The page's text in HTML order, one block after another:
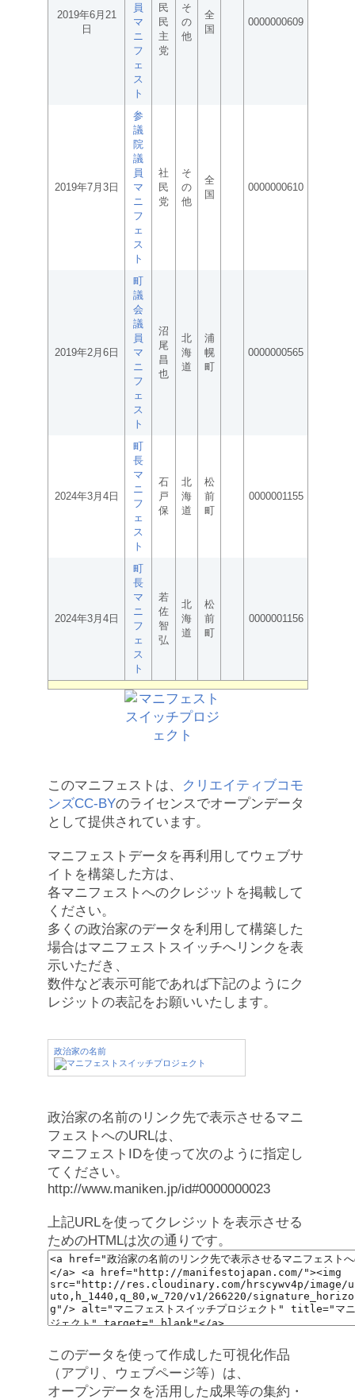
2019年6月21
日
員
マ
ニ
フ
ェ
ス
ト
民
民
主
党
そ
の
他
全
国
0000000609
2019年7月3日
参
議
院
議
員
マ
ニ
フ
ェ
ス
ト
社
民
党
そ
の
他
全
国
0000000610
2019年2月6日
町
議
会
議
員
マ
ニ
フ
ェ
ス
ト
沼
尾
昌
也
北
海
道
浦
幌
町
0000000565
2024年3月4日
町
長
マ
ニ
フ
ェ
ス
ト
石
戸
保
北
海
道
松
前
町
0000001155
2024年3月4日
町
長
マ
ニ
フ
ェ
ス
ト
若
佐
智
弘
北
海
道
松
前
町
0000001156
このマニフェストは、
クリエイティブコモ
ンズCC-BYのライセンスでオープンデータ
として提供されています。
マニフェストデータを再利用してウェブサ
イトを構築した方は、
各マニフェストへのクレジットを掲載して
ください。
多くの政治家のデータを利用して構築した
場合はマニフェストスイッチへリンクを表
示いただき、
数件など表示可能であれば下記のようにク
レジットの表記をお願いいたします。
政治家の名前
政治家の名前のリンク先で表示させるマニ
フェストへのURLは、
マニフェストIDを使って次のように指定し
てください。
http://www.maniken.jp/id#0000000023
上記URLを使ってクレジットを表示させる
ためのHTMLは次の通りです。
このデータを使って作成した可視化作品
（アプリ、ウェブページ等）は、
オープンデータを活用した成果等の集約・